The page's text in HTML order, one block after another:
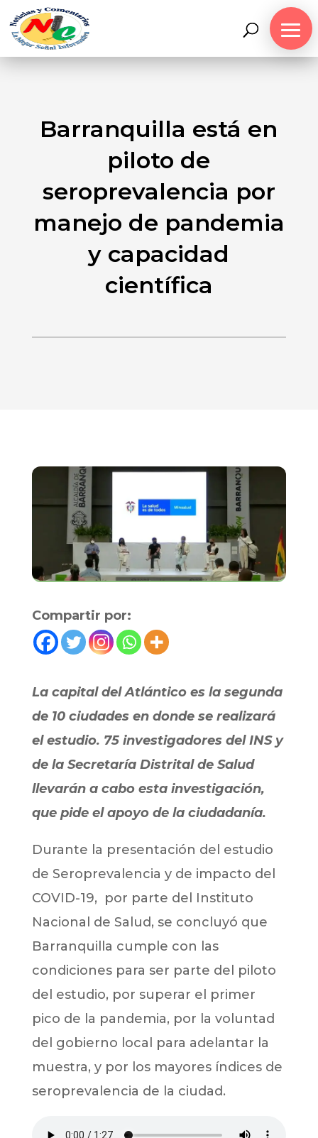
Barranquilla está en
piloto de
seroprevalencia por
manejo de pandemia
y capacidad
científica
Compartir por:
La capital del Atlántico es la segunda
de 10 ciudades en donde se realizará
el estudio. 75 investigadores del INS y
de la Secretaría Distrital de Salud
llevarán a cabo esta investigación,
que pide el apoyo de la ciudadanía.
Durante la presentación del estudio
de Seroprevalencia y de impacto del
COVID-19, por parte del Instituto
Nacional de Salud, se concluyó que
Barranquilla cumple con las
condiciones para ser parte del piloto
del estudio, por superar el primer
pico de la pandemia, por la voluntad
del gobierno local para adelantar la
muestra, y por los mayores índices de
seroprevalencia de la ciudad.